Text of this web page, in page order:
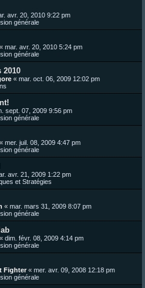
avr. 20, 2010 9:22 pm
générale
« mar. avr. 20, 2010 5:24 pm
générale
2010
« mar. oct. 06, 2009 12:02 pm
sept. 07, 2009 9:56 pm
générale
« mer. juil. 08, 2009 4:47 pm
générale
avr. 21, 2009 1:22 pm
et Stratégies
« mar. mars 31, 2009 8:07 pm
générale
« dim. févr. 08, 2009 4:14 pm
générale
Fighter« mer. avr. 09, 2008 12:18 pm
générale